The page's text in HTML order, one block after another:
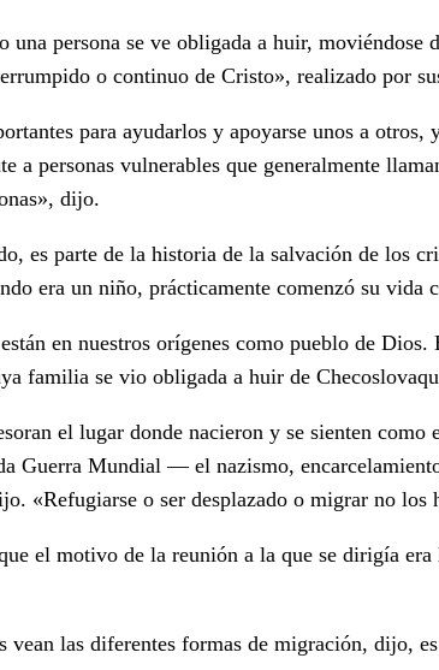
una persona se ve obligada a huir,
o continuo de Cristo», realizado por
para ayudarlos y apoyarse unos a
a personas vulnerables que generalmente
dijo.
es parte de la historia de la salvación de los
era un niño, prácticamente comenzó su vida
en nuestros orígenes como pueblo de
familia se vio obligada a huir de
el lugar donde nacieron y se sienten
Guerra Mundial — el nazismo,
«Refugiarse o ser desplazado o migrar no
el motivo de la reunión a la que se dirigía
las diferentes formas de migración, dijo,